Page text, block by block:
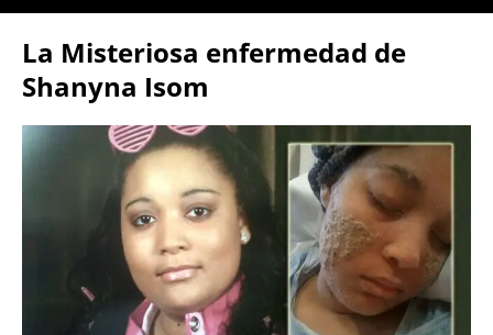
La Misteriosa enfermedad de
Shanyna Isom